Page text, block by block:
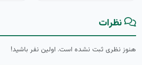
نظرات
هنوز نظری ثبت نشده است. اولین نفر باشید!